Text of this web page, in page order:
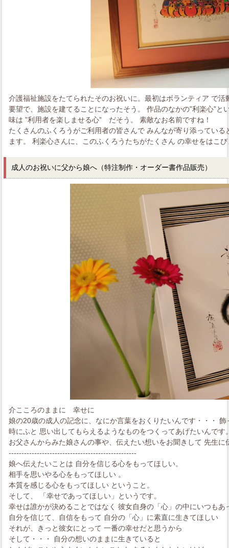
介護福祉施設をたてられたそのお祝いに。最初はボランティア で
要望で、施設を建てることになったそう。 作品のなかの”利楽心”
味は ”利用者を楽しませる心” だそう。 素敵なお名前ですね！
たくさんのふくろうがご利用者の皆さんで みんなが寄り添ってい
ます。 利楽心さんに、このふくろうたちがたくさん の幸せをはこ
成人のお祝いに父から娘へ（特注制作・オーダー書作品販売
介こころのままに 幸せに
娘の20歳の成人の記念に、なにか言葉をおくりたいんです・・・
時にふと 思い出してもらえるようなものをつくってあげたいんです
お父さんからみた娘さんの事や、伝えたい想いをお聞きして 先生に
--------------------------------------------------
娘へ伝えたいことは 自分を信じる心をもってほしい。
相手を思いやる心をもってほしい 。
本質を感じる心をもってほしい ということ。
そして、 「幸せであってほしい」というです。
幸せは誰かが決めることではなく 彼女自身の「心」の中にいつもあ
自分を信じて、自信をもって 自分の「心」に素直に生きてほしい
それが、きっと彼女にとって 一番の幸せだと思うから
そして・・・ 自分の想いのままに生きていると